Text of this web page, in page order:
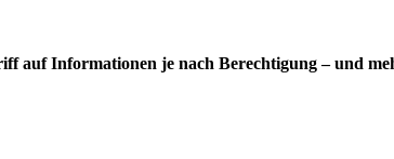
auf Informationen je nach Berechtigung – und